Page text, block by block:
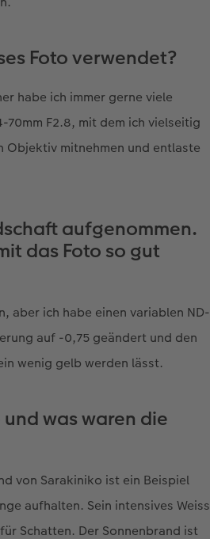
Foto verwendet?
habe ich immer gerne viele
F2.8, mit dem ich vielseitig
Objektiv mitnehmen und entlaste
aufgenommen.
das Foto so gut
aber ich habe einen variablen ND-
auf -0,75 geändert und den
wenig gelb werden lässt.
was waren die
von Sarakiniko ist ein Beispiel
aufhalten. Sein intensives Weiss
Schatten. Der Sonnenbrand ist